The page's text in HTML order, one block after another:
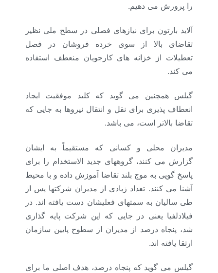
را پرورش می دهیم.
آلاید بارتون برای نیازهای فصلی در سطح ملی نظیر
تقاضای بالا از سوی خرده فروشان در فصل
تعطیلات از خزانه های کارجویان منعطف استفاده
می کند.
گیلس همچنین می گوید که کلید موفقیت ایجاد
انعطاف پذیری برای نقل و انتقال نیروها به جایی که
تقاضا بالاتر است، می باشد.
مدیران محلی و کسانی که مستقیماً به ایشان
گزارش می کنند، گروههای جدید الاستخدام را برای
پاسخ گویی به موج بلند تقاضا آموزش داده و با محیط
آشنا می کنند. تعداد زیادی از مدیران شرکتها پس از
طی سالیان به سمتهای فعلیشان دست یافته اند. در
فیلادلفیا یعنی در جایی که این شرکت پایه گذاری
شد، پنجاه درصد از مدیران از سطوح پایین سازمان
ارتقا یافته اند.
گیلس می گوید که پنجاه درصد، هدف اصلی ما برای